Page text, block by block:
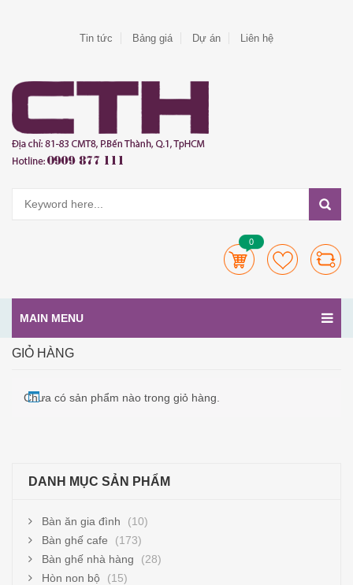
Tin tức Bảng giá Dự án Liên hệ
0
MAIN MENU
GIỎ HÀNG
Chưa có sản phẩm nào trong giỏ hàng.
DANH MỤC SẢN PHẨM
Bàn ăn gia đình
(10)
Bàn ghế cafe
(173)
Bàn ghế nhà hàng
(28)
Hòn non bộ
(15)